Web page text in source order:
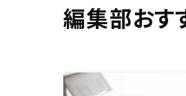
編集部おす